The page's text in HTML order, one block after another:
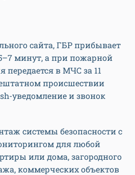
сайта, ГБР прибывает
минут, а при пожарной
передается в МЧС за 11
происшествии
уведомление и звонок
системы безопасности с
для любой
или дома, загородного
коммерческих объектов